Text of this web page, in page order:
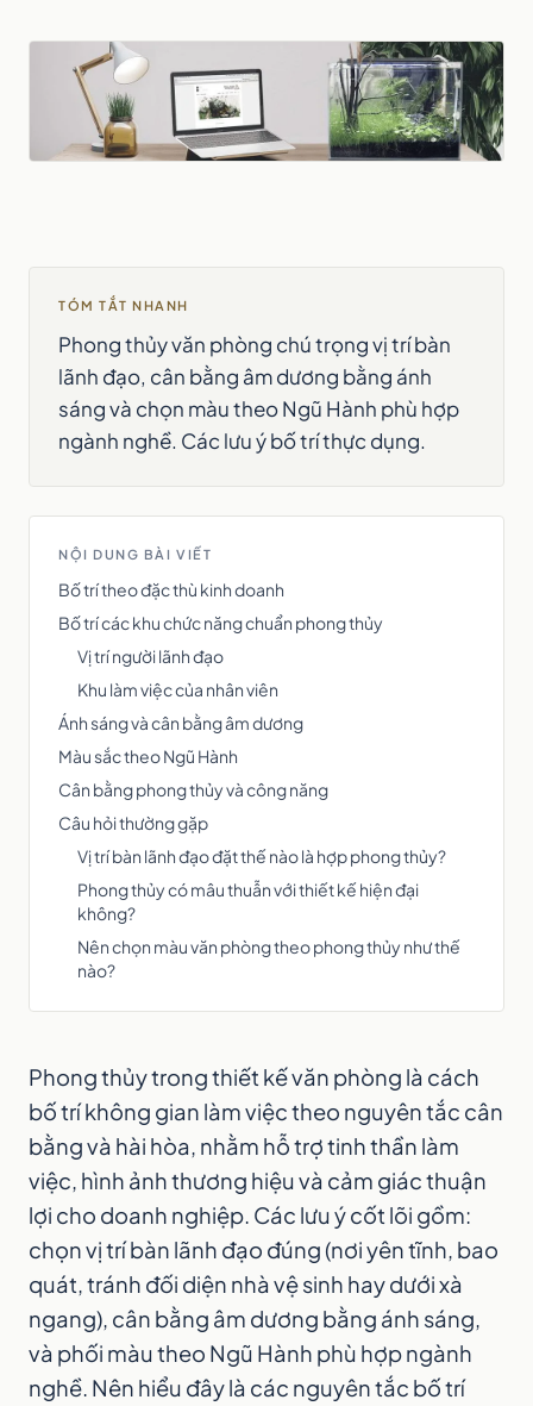
TÓM TẮT NHANH
Phong thủy văn phòng chú trọng vị trí bàn
lãnh đạo, cân bằng âm dương bằng ánh
sáng và chọn màu theo Ngũ Hành phù hợp
ngành nghề. Các lưu ý bố trí thực dụng.
NỘI DUNG BÀI VIẾT
Bố trí theo đặc thù kinh doanh
Bố trí các khu chức năng chuẩn phong thủy
Vị trí người lãnh đạo
Khu làm việc của nhân viên
Ánh sáng và cân bằng âm dương
Màu sắc theo Ngũ Hành
Cân bằng phong thủy và công năng
Câu hỏi thường gặp
Vị trí bàn lãnh đạo đặt thế nào là hợp phong thủy?
Phong thủy có mâu thuẫn với thiết kế hiện đại
không?
Nên chọn màu văn phòng theo phong thủy như thế
nào?
Phong thủy trong thiết kế văn phòng là cách
bố trí không gian làm việc theo nguyên tắc cân
bằng và hài hòa, nhằm hỗ trợ tinh thần làm
việc, hình ảnh thương hiệu và cảm giác thuận
lợi cho doanh nghiệp. Các lưu ý cốt lõi gồm:
chọn vị trí bàn lãnh đạo đúng (nơi yên tĩnh, bao
quát, tránh đối diện nhà vệ sinh hay dưới xà
ngang), cân bằng âm dương bằng ánh sáng,
và phối màu theo Ngũ Hành phù hợp ngành
nghề. Nên hiểu đây là các nguyên tắc bố trí